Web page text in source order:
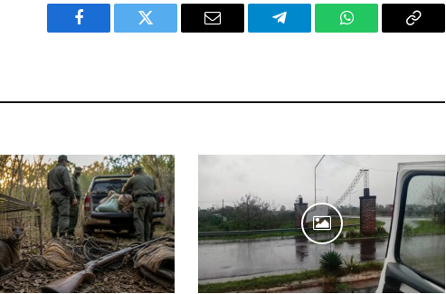
Facebook Twitter Email Telegram WhatsAppCopy